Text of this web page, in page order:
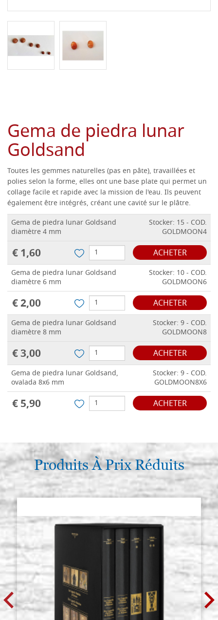
Gema de piedra lunar
Goldsand
Toutes les gemmes naturelles (pas en pâte), travaillées et
polies selon la forme, elles ont une base plate qui permet un
collage facile et rapide avec la mission de l'eau. Ils peuvent
également être intégrés, créant une cavité sur le plâtre.
Gema de piedra lunar Goldsand
diamètre 4 mm
Stocker: 15 - COD.
GOLDMOON4
€ 1,60 ACHETER
Gema de piedra lunar Goldsand
diamètre 6 mm
Stocker: 10 - COD.
GOLDMOON6
€ 2,00 ACHETER
Gema de piedra lunar Goldsand
diamètre 8 mm
Stocker: 9 - COD.
GOLDMOON8
€ 3,00 ACHETER
Gema de piedra lunar Goldsand,
ovalada 8x6 mm
Stocker: 9 - COD.
GOLDMOON8X6
€ 5,90 ACHETER
Produits À Prix Réduits